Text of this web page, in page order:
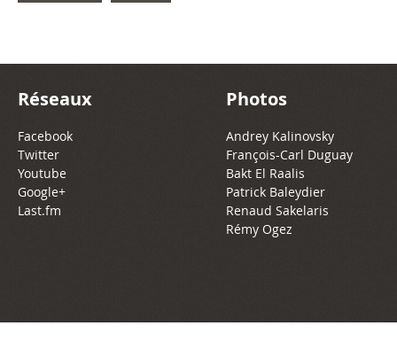
Réseaux
Facebook
Twitter
Youtube
Google+
Last.fm
Photos
Andrey Kalinovsky
François-Carl Duguay
Bakt El Raalis
Patrick Baleydier
Renaud Sakelaris
Rémy Ogez